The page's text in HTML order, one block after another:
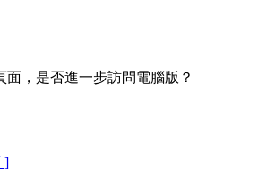
，是否進一步訪問電腦版？
]